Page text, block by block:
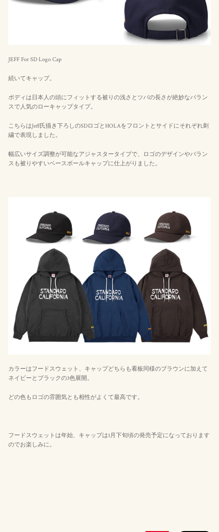
JEFF For SD Logo Cap
続いてキャップ。
ボディは日本人の頭にフィットする被りの浅さとツバの長さが絶妙なバラン
スで人気のローキャップタイプ。
こちらはJeff氏描き下ろしのSDロゴとHOLAをフロントとサイドにそれぞれ刺
繍で表現しました。
幅広いサイズ調整が可能なアジャスタータイプで、ロゴのデザインやバラン
スも被りやすいベースボールキャップに仕上がりました。
カラーはフードスウェット、キャップどちらも看板同様のブラウンに加えて
ネイビーとブラックの3色展開。
どの色もロゴの雰囲気とも相性がよくて最高です。
フードスウェットは年始、キャップは1月下旬頃の発売予定になっております
のでお楽しみに。